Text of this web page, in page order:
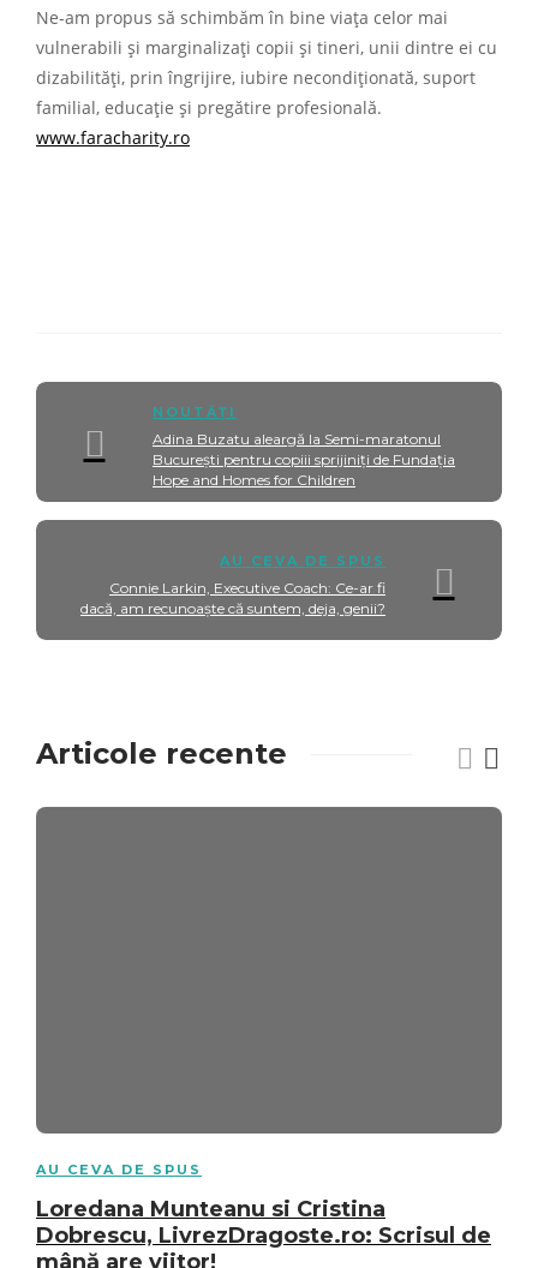
Ne-am propus să schimbăm în bine viața celor mai
vulnerabili și marginalizați copii și tineri, unii dintre ei cu
dizabilități, prin îngrijire, iubire necondiționată, suport
familial, educație și pregătire profesională.
www.faracharity.ro
NOUTĂȚI
Adina Buzatu aleargă la Semi-maratonul
București pentru copiii sprijiniți de Fundația
Hope and Homes for Children
AU CEVA DE SPUS
Connie Larkin, Executive Coach: Ce-ar fi
dacă, am recunoaște că suntem, deja, genii?
Articole recente
AU CEVA DE SPUS
Loredana Munteanu si Cristina
Dobrescu, LivrezDragoste.ro: Scrisul de
mână are viitor!